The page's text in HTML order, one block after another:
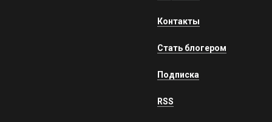
Контакты
Стать блогером
Подписка
RSS